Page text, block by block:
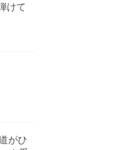
けて
がひ